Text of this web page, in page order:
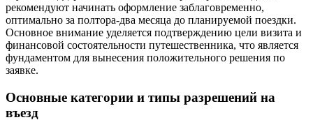
рекомендуют начинать оформление заблаговременно,
оптимально за полтора-два месяца до планируемой поездки.
Основное внимание уделяется подтверждению цели визита и
финансовой состоятельности путешественника, что является
фундаментом для вынесения положительного решения по
заявке.
Основные категории и типы разрешений на
въезд